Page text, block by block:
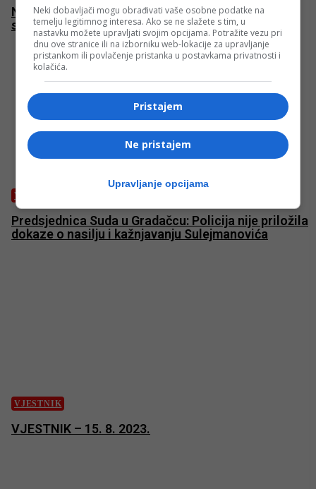
Na SFF-u nije prikazan film “Heroji Halijarda” nego
samo inserti
VJESTNIK
Predsjednica Suda u Gradačcu: Policija nije priložila
dokaze o nasilju i kažnjavanju Sulejmanovića
VJESTNIK
VJESTNIK – 15. 8. 2023.
Neki dobavljači mogu obrađivati vaše osobne podatke na
temelju legitimnog interesa. Ako se ne slažete s tim, u
nastavku možete upravljati svojim opcijama. Potražite vezu pri
dnu ove stranice ili na izborniku web-lokacije za upravljanje
pristankom ili povlačenje pristanka u postavkama privatnosti i
kolačića.
Pristajem
Ne pristajem
Upravljanje opcijama